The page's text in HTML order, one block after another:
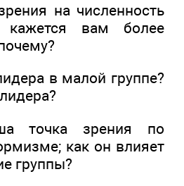
на численность
вам более
в малой группе?
точка зрения по
как он влияет
группы?